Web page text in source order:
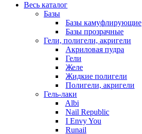
Весь каталог
Базы
Базы камуфлирующие
Базы прозрачные
Гели, полигели, акригели
Акриловая пудра
Гели
Желе
Жидкие полигели
Полигели, акригели
Гель-лаки
Albi
Nail Republic
I Envy You
Runail